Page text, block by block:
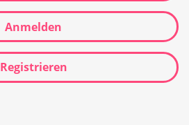
Anmelden
Registrieren